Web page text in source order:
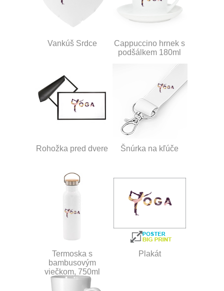
Vankúš Srdce
Cappuccino hrnek s
podšálkem 180ml
Rohožka pred dvere Šnúrka na kľúče
Termoska s
bambusovým
viečkom, 750ml
Plakát